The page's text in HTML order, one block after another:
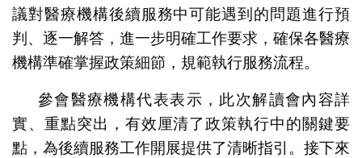
議對醫療機構後續服務中可能遇到的問題進行預
判、逐一解答，進一步明確工作要求，確保各醫療
機構準確掌握政策細節，規範執行服務流程。
參會醫療機構代表表示，此次解讀會內容詳
實、重點突出，有效厘清了政策執行中的關鍵要
點，為後續服務工作開展提供了清晰指引。接下來